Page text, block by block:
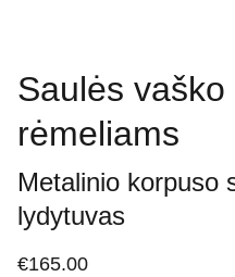
Saulės
rėmeliams
Metalinio korpuso
lydytuvas
€165.00